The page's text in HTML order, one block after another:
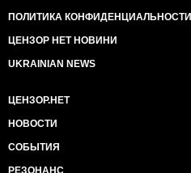
ПОЛИТИКА КОНФИДЕНЦИАЛЬНОСТИ
ЦЕНЗОР НЕТ НОВИНИ
UKRAINIAN NEWS
ЦЕНЗОР.НЕТ
НОВОСТИ
СОБЫТИЯ
РЕЗОНАНС